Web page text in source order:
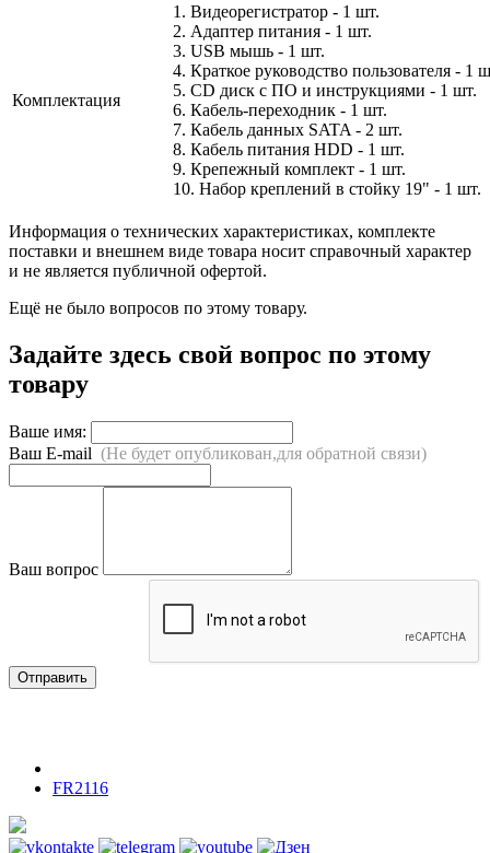
Комплектация
1. Видеорегистратор - 1 шт.
2. Адаптер питания - 1 шт.
3. USB мышь - 1 шт.
4. Краткое руководство пользователя - 1
5. CD диск с ПО и инструкциями - 1 шт.
6. Кабель-переходник - 1 шт.
7. Кабель данных SATA - 2 шт.
8. Кабель питания HDD - 1 шт.
9. Крепежный комплект - 1 шт.
10. Набор креплений в стойку 19" - 1 шт.
Информация о технических характеристиках, комплекте
поставки и внешнем виде товара носит справочный характер
и не является публичной офертой.
Ещё не было вопросов по этому товару.
Задайте здесь свой вопрос по этому
товару
Ваше имя:
Ваш E-mail (Не будет опубликован,для обратной связи)
Ваш вопрос
Отправить
FR2116